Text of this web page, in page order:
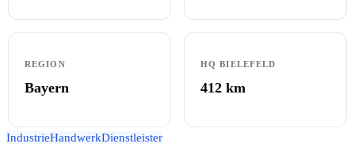
REGION
Bayern
HQ BIELEFELD
412 km
IndustrieHandwerkDienstleister